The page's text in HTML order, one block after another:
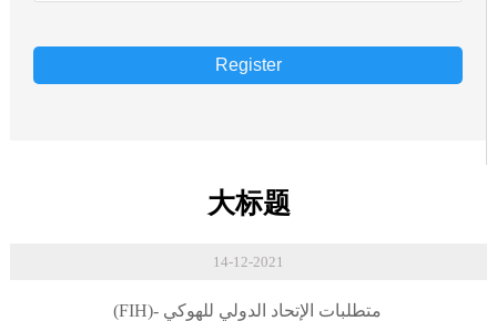
Register
大标题
14-12-2021
متطلبات الإتحاد الدولي للهوكي -(FIH)